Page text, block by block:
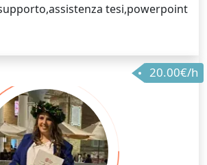
tesi,powerpoint
20.00€/h